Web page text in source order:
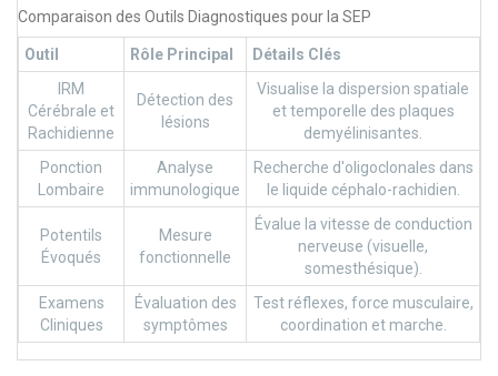
Comparaison des Outils Diagnostiques pour la SEP
Outil Rôle Principal
Détails Clés
IRM
Cérébrale et
Rachidienne
Détection des
lésions
Visualise la dispersion spatiale
et temporelle des plaques
demyélinisantes.
Ponction
Lombaire
Analyse
immunologique
Recherche d'oligoclonales dans
le liquide céphalo-rachidien.
Potentils
Évoqués
Mesure
fonctionnelle
Évalue la vitesse de conduction
nerveuse (visuelle,
somesthésique).
Examens
Cliniques
Évaluation des
symptômes
Test réflexes, force musculaire,
coordination et marche.